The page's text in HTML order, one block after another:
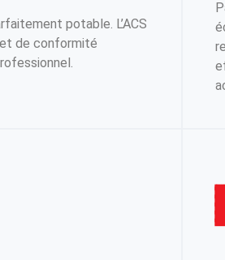
potable. L’ACS
de conformité